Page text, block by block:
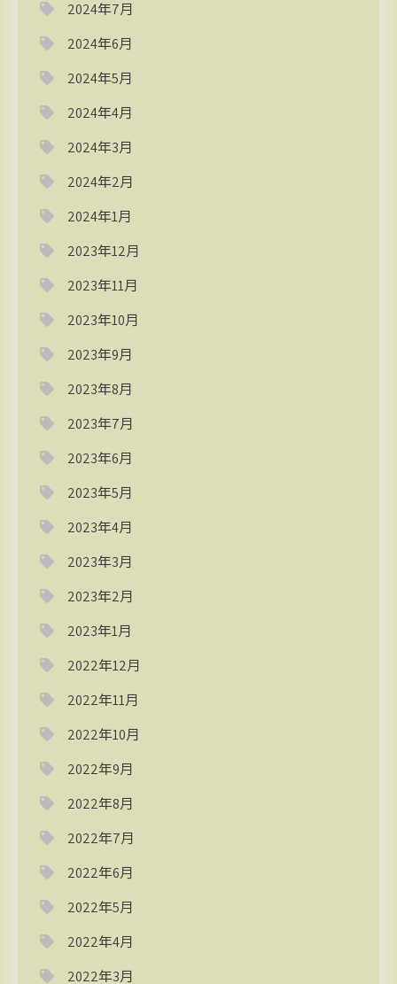
2024年7月
2024年6月
2024年5月
2024年4月
2024年3月
2024年2月
2024年1月
2023年12月
2023年11月
2023年10月
2023年9月
2023年8月
2023年7月
2023年6月
2023年5月
2023年4月
2023年3月
2023年2月
2023年1月
2022年12月
2022年11月
2022年10月
2022年9月
2022年8月
2022年7月
2022年6月
2022年5月
2022年4月
2022年3月